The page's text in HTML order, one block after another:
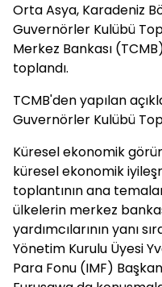
Orta Asya, Karadeniz
Guvernörler Kulübü
Merkez Bankası
toplandı.
TCMB'den yapılan
Guvernörler Kulübü
Küresel ekonomik
küresel ekonomik
toplantının ana
ülkelerin merkez
yardımcılarının yanı
Yönetim Kurulu Üyesi
Para Fonu (IMF)